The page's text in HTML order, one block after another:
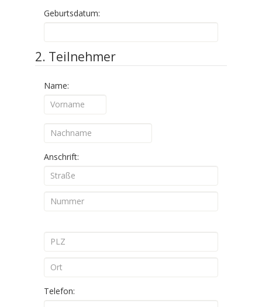
Geburtsdatum:
2. Teilnehmer
Name:
Anschrift:
Telefon: